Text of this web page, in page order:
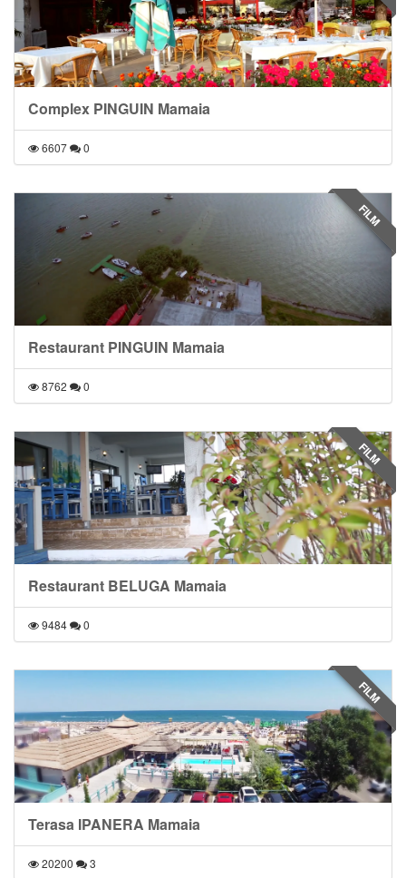
Complex PINGUIN Mamaia
6607 0
Restaurant PINGUIN Mamaia
8762 0
FILM
Restaurant BELUGA Mamaia
9484 0
FILM
Terasa IPANERA Mamaia
20200 3
FILM